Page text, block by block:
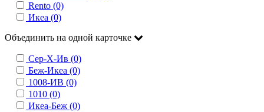
Rento (0)
Икеа (0)
Объединить на одной карточке
Сер-Х-Ив (0)
Беж-Икеа (0)
1008-ИВ (0)
1010 (0)
Икеа-Беж (0)